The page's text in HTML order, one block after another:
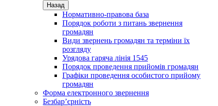
Назад
Нормативно-правова база
Порядок роботи з питань звернення
громадян
Види звернень громадян та терміни їх
розгляду
Урядова гаряча лінія 1545
Порядок проведення прийомів громадян
Графіки проведення особистого прийому
громадян
Форма електронного звернення
Безбар’єрність